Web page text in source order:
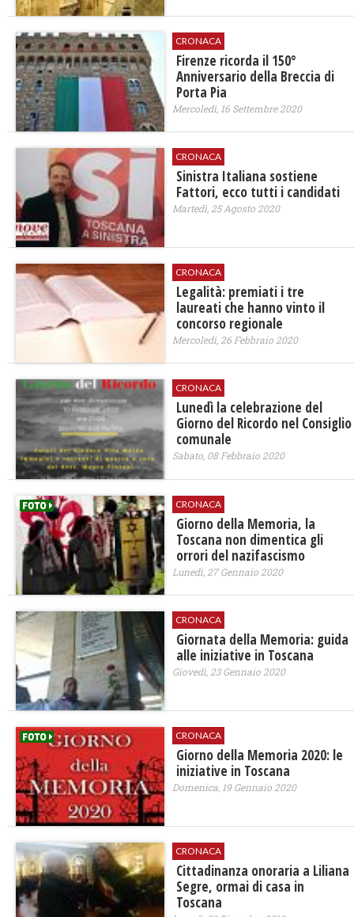
CRONACA
Firenze ricorda il 150°
Anniversario della Breccia di
Porta Pia
Mercoledì, 16 Settembre 2020
CRONACA
Sinistra Italiana sostiene
Fattori, ecco tutti i candidati
Martedì, 25 Agosto 2020
CRONACA
Legalità: premiati i tre
laureati che hanno vinto il
concorso regionale
Mercoledì, 26 Febbraio 2020
CRONACA
Lunedì la celebrazione del
Giorno del Ricordo nel Consiglio
comunale
Sabato, 08 Febbraio 2020
CRONACA
Giorno della Memoria, la
Toscana non dimentica gli
orrori del nazifascismo
Lunedì, 27 Gennaio 2020
CRONACA
Giornata della Memoria: guida
alle iniziative in Toscana
Giovedì, 23 Gennaio 2020
CRONACA
Giorno della Memoria 2020: le
iniziative in Toscana
Domenica, 19 Gennaio 2020
CRONACA
Cittadinanza onoraria a Liliana
Segre, ormai di casa in
Toscana